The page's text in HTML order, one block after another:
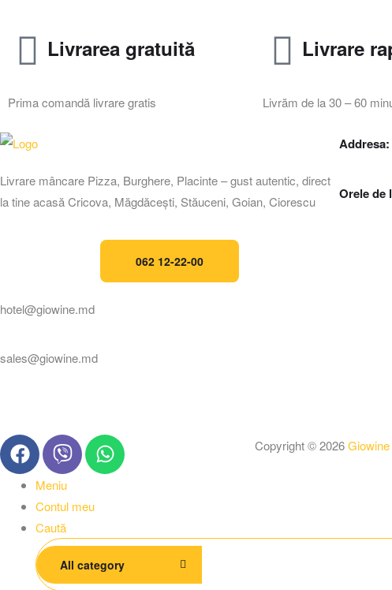
Livrarea gratuită
Prima comandă livrare gratis
Livrare
Livrăm de la 30 – 60
Livrare mâncare Pizza, Burghere, Placinte – gust autentic, direct
la tine acasă Cricova, Măgdăcești, Stăuceni, Goian, Ciorescu
062 12-22-00
hotel@giowine.md
sales@giowine.md
Addresa:
Orele de
Copyright © 2026
Meniu
Contul meu
Caută
All category